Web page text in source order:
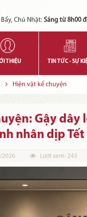
Chủ Nhật: Sáng từ 8h00
THIỆU TIN TỨC - SỰ
Hiện vật kể chuyện
Gậy dây
nhân dịp
2026 Lượt xem: 243